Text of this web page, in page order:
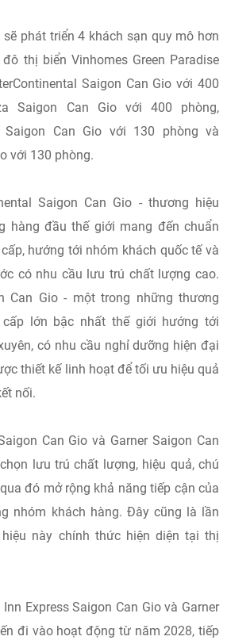
sẽ phát triển 4 khách sạn quy mô hơn
thị biển Vinhomes Green Paradise
Saigon Can Gio với 400
Saigon Can Gio với 400 phòng,
Saigon Can Gio với 130 phòng và
với 130 phòng.
Saigon Can Gio - thương hiệu
hàng đầu thế giới mang đến chuẩn
hướng tới nhóm khách quốc tế và
có nhu cầu lưu trú chất lượng cao.
Can Gio - một trong những thương
lớn bậc nhất thế giới hướng tới
có nhu cầu nghỉ dưỡng hiện đại
thiết kế linh hoạt để tối ưu hiệu quả
nối.
Can Gio và Garner Saigon Can
lưu trú chất lượng, hiệu quả, chú
đó mở rộng khả năng tiếp cận của
nhóm khách hàng. Đây cũng là lần
này chính thức hiện diện tại thị
Express Saigon Can Gio và Garner
đi vào hoạt động từ năm 2028, tiếp